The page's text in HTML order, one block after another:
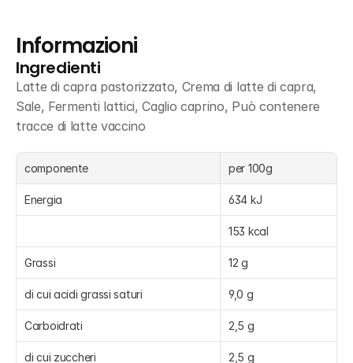
Informazioni
Ingredienti
Latte di capra pastorizzato, Crema di latte di capra,
Sale, Fermenti lattici, Caglio caprino, Può contenere
tracce di latte vaccino
componente per 100g
Energia 634 kJ
153 kcal
Grassi 12 g
di cui acidi grassi saturi 9,0 g
Carboidrati 2,5 g
di cui zuccheri 2,5 g